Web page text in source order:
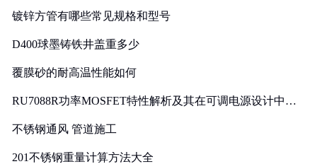
镀锌方管有哪些常见规格和型号
D400球墨铸铁井盖重多少
覆膜砂的耐高温性能如何
RU7088R功率MOSFET特性解析及其在可调电源设计中的
不锈钢通风 管道施工
201不锈钢重量计算方法大全